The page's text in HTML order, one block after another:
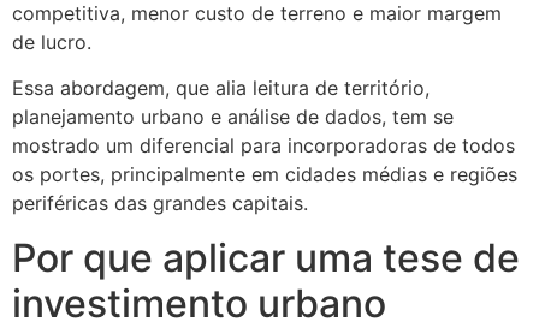
competitiva, menor custo de terreno e maior margem
de lucro.
Essa abordagem, que alia leitura de território,
planejamento urbano e análise de dados, tem se
mostrado um diferencial para incorporadoras de todos
os portes, principalmente em cidades médias e regiões
periféricas das grandes capitais.
Por que aplicar uma tese de
investimento urbano